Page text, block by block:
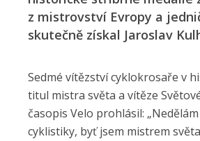
z mistrovství Evropy a
skutečně získal Jaroslav
Sedmé vítězství cyklokrosaře v
titul mistra světa a vítěze
časopis Velo prohlásil:
cyklistiky, byť jsem mistrem